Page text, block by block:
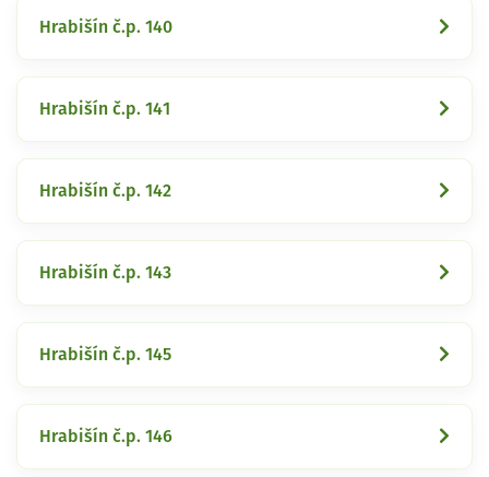
Hrabišín č.p. 140
Hrabišín č.p. 141
Hrabišín č.p. 142
Hrabišín č.p. 143
Hrabišín č.p. 145
Hrabišín č.p. 146